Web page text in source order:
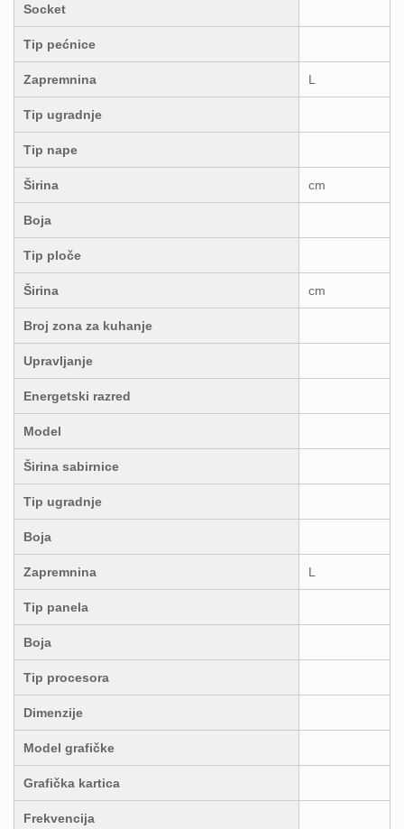
Socket
Tip pećnice
Zapremnina L
Tip ugradnje
Tip nape
Širina cm
Boja
Tip ploče
Širina cm
Broj zona za kuhanje
Upravljanje
Energetski razred
Model
Širina sabirnice
Tip ugradnje
Boja
Zapremnina L
Tip panela
Boja
Tip procesora
Dimenzije
Model grafičke
Grafička kartica
Frekvencija